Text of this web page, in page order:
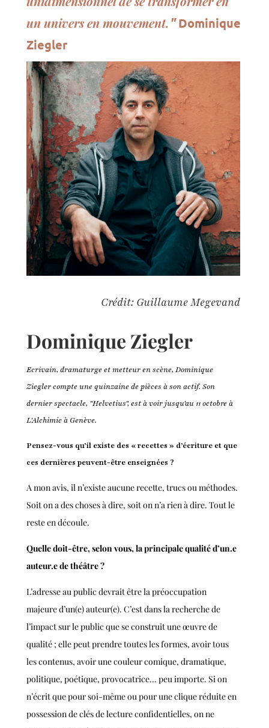
un univers en mouvement."Dominique
Ziegler
Crédit: Guillaume Megevand
Dominique Ziegler
Ecrivain, dramaturge et metteur en scène, Dominique
Ziegler compte une quinzaine de pièces à son actif. Son
dernier spectacle, "Helvetius", est à voir jusqu'au 11 octobre à
L'Alchimic à Genève.
Pensez-vous qu’il existe des « recettes » d’écriture et que
ces dernières peuvent-être enseignées ?
A mon avis, il n’existe aucune recette, trucs ou méthodes.
Soit on a des choses à dire, soit on n’a rien à dire. Tout le
reste en découle.
Quelle doit-être, selon vous, la principale qualité d’un.e
auteur.e de théâtre ?
L’adresse au public devrait être la préoccupation
majeure d’un(e) auteur(e). C’est dans la recherche de
l’impact sur le public que se construit une œuvre de
qualité ; elle peut prendre toutes les formes, avoir tous
les contenus, avoir une couleur comique, dramatique,
politique, poétique, provocatrice... peu importe. Si on
n’écrit que pour soi-même ou pour une clique réduite en
possession de clés de lecture confidentielles, on ne